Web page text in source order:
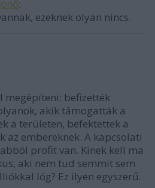
:
ezeknek olyan nincs.
megépíteni: befizették
akik támogatták a
a területen, befektettek a
az embereknek. A kapcsolati
profit van. Kinek kell ma
aki nem tud semmit sem
lóg? Ez ilyen egyszerű.